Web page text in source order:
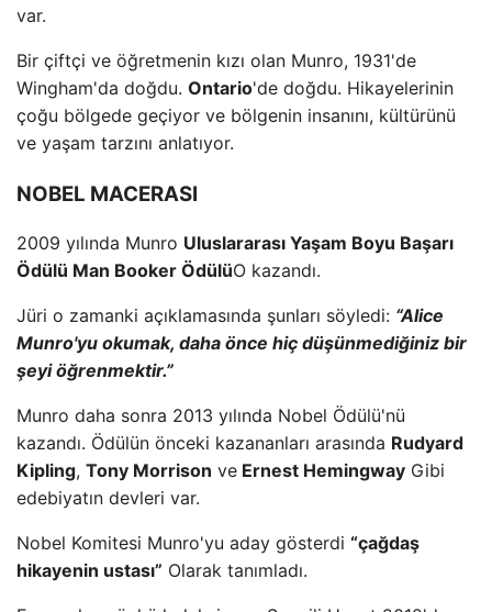
var.
Bir çiftçi ve öğretmenin kızı olan Munro, 1931'de
Wingham'da doğdu. Ontario'de doğdu. Hikayelerinin
çoğu bölgede geçiyor ve bölgenin insanını, kültürünü
ve yaşam tarzını anlatıyor.
NOBEL MACERASI
2009 yılında Munro Uluslararası Yaşam Boyu Başarı
Ödülü Man Booker ÖdülüO kazandı.
Jüri o zamanki açıklamasında şunları söyledi: “Alice
Munro'yu okumak, daha önce hiç düşünmediğiniz bir
şeyi öğrenmektir.”
Munro daha sonra 2013 yılında Nobel Ödülü'nü
kazandı. Ödülün önceki kazananları arasında Rudyard
Kipling, Tony Morrison ve Ernest Hemingway Gibi
edebiyatın devleri var.
Nobel Komitesi Munro'yu aday gösterdi “çağdaş
hikayenin ustası” Olarak tanımladı.